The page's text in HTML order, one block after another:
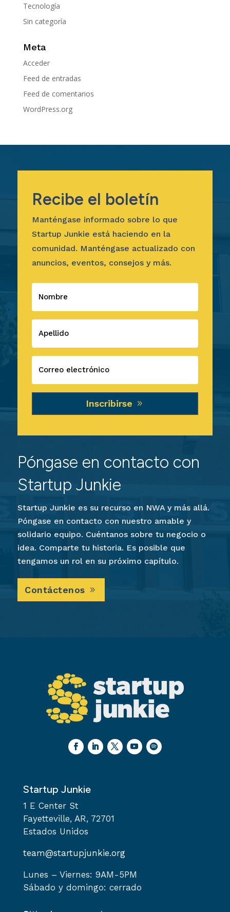
Tecnología
Sin categoría
Meta
Acceder
Feed de entradas
Feed de comentarios
WordPress.org
Recibe el boletín
Manténgase informado sobre lo que
Startup Junkie está haciendo en la
comunidad. Manténgase actualizado con
anuncios, eventos, consejos y más.
Inscribirse
Póngase en contacto con
Startup Junkie
Startup Junkie es su recurso en NWA y más allá.
Póngase en contacto con nuestro amable y
solidario equipo. Cuéntanos sobre tu negocio o
idea. Comparte tu historia. Es posible que
tengamos un rol en su próximo capítulo.
Contáctenos
Startup Junkie
1 E Center St
Fayetteville, AR, 72701
Estados Unidos
team@startupjunkie.org
Lunes – Viernes: 9AM-5PM
Sábado y domingo: cerrado